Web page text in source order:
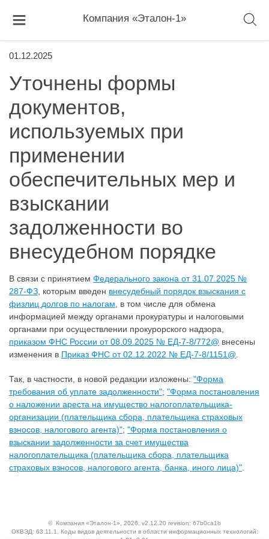
Компания «Эталон-1»
01.12.2025
Уточнены формы
документов,
используемых при
применении
обеспечительных мер и
взыскании
задолженности во
внесудебном порядке
В связи с принятием Федерального закона от 31.07.2025 №
287-ФЗ , которым введен внесудебный порядок взыскания с
физлиц долгов по налогам , в том числе для обмена
информацией между органами прокуратуры и налоговыми
органами при осуществлении прокурорского надзора,
приказом ФНС России от 08.09.2025 № ЕД-7-8/772@ внесены
изменения в Приказ ФНС от 02.12.2022 № ЕД-7-8/1151@
Так, в частности, в новой редакции изложены: "Форма
требования об уплате задолженности"; "Форма постановления
о наложении ареста на имущество налогоплательщика-
организации (плательщика сбора, плательщика страховых
взносов, налогового агента)"; "Форма постановления о
взыскании задолженности за счет имущества
налогоплательщика (плательщика сбора, плательщика
страховых взносов, налогового агента, банка, иного лица)"
© Компания «Эталон-1» , 2026, v2.12.20 revision: 67b0ca1b
ОКВЭД: 63.11.1, Коды видов деятельности в области информационных технологий: